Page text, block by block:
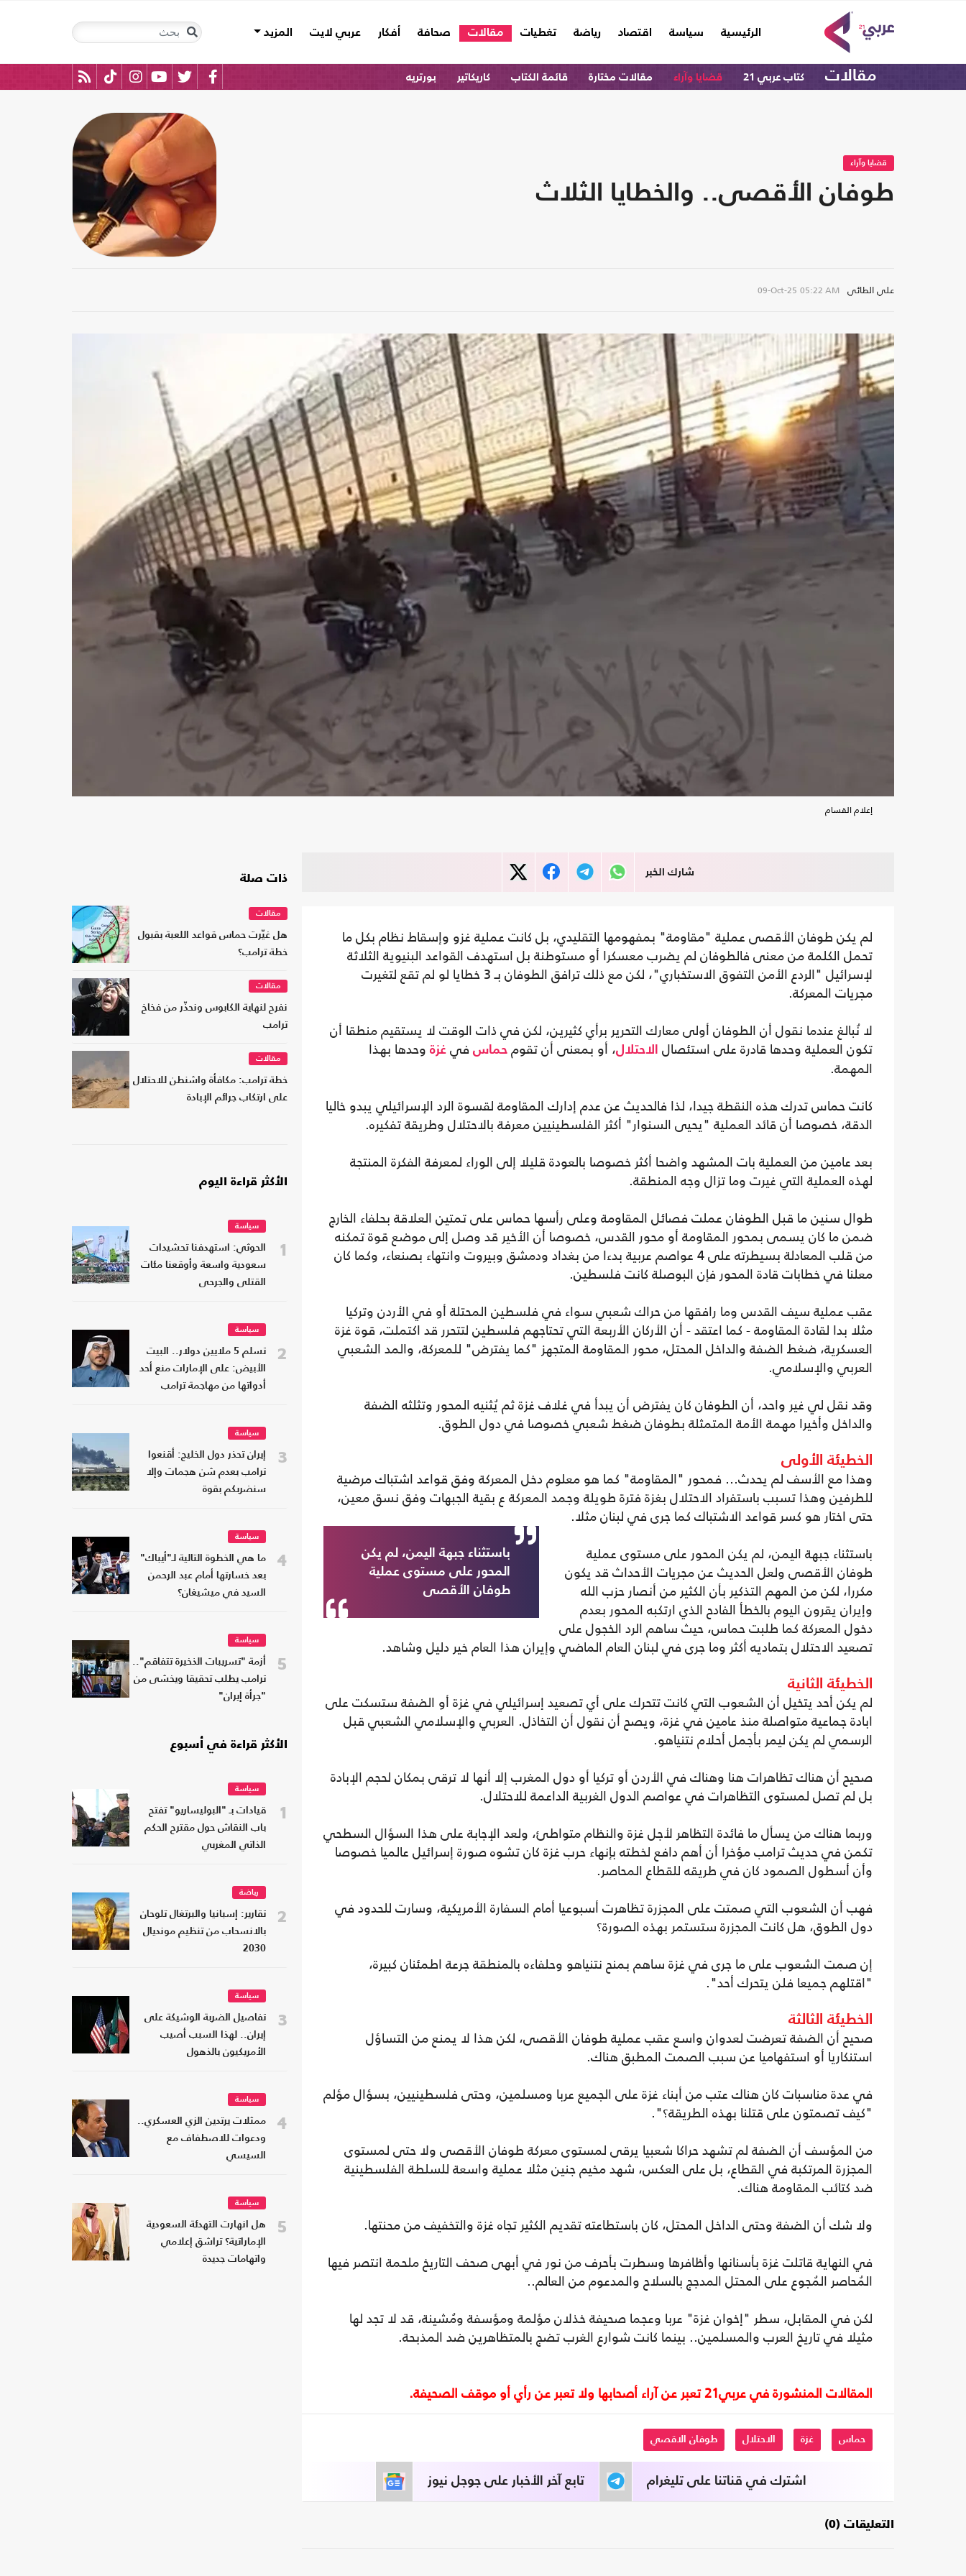
الرئيسية
(current) سياسة اقتصاد رياضة تغطيات مقالات صحافة أفكار عربي لايت المزيد
مقالات كتاب عربي 21 قضايا وآراء مقالات مختارة قائمة الكتاب كاريكاتير بورتريه
قضايا وآراء
طوفان الأقصى.. والخطايا الثلاث
علي الطائي 09-Oct-25 05:22 AM
إعلام القسام
شارك الخبر
لم يكن طوفان الأقصى عملية "مقاومة" بمفهومها التقليدي، بل كانت عملية غزو وإسقاط نظام بكل ما
تحمل الكلمة من معنى فالطوفان لم يضرب معسكرا أو مستوطنة بل استهدف القواعد البنيوية الثلاثة
لإسرائيل "الردع الأمن التفوق الاستخباري"، لكن مع ذلك ترافق الطوفان بـ 3 خطايا لو لم تقع لتغيرت
مجريات المعركة.
لا نُبالغ عندما نقول أن الطوفان أولى معارك التحرير برأي كثيرين، لكن في ذات الوقت لا يستقيم منطقا أن
تكون العملية وحدها قادرة على استئصال
الاحتلال، أو بمعنى أن تقوم حماس في غزة وحدها بهذا
المهمة.
كانت حماس تدرك هذه النقطة جيدا، لذا فالحديث عن عدم إدارك المقاومة لقسوة الرد الإسرائيلي يبدو خاليا
الدقة، خصوصا أن قائد العملية "يحيى السنوار" أكثر الفلسطينيين معرفة بالاحتلال وطريقة تفكيره.
بعد عامين من العملية بات المشهد واضحا أكثر خصوصا بالعودة قليلا إلى الوراء لمعرفة الفكرة المنتجة
لهذه العملية التي غيرت وما تزال وجه المنطقة.
طوال سنين ما قبل الطوفان عملت فصائل المقاومة وعلى رأسها حماس على تمتين العلاقة بحلفاء الخارج
ضمن ما كان يسمى بمحور المقاومة أو محور القدس، خصوصا أن الأخير قد وصل إلى موضع قوة تمكنه
من قلب المعادلة بسيطرته على 4 عواصم عربية بدءا من بغداد ودمشق وبيروت وانتهاء بصنعاء، وكما كان
معلنا في خطابات قادة المحور فإن البوصلة كانت فلسطين.
عقب عملية سيف القدس وما رافقها من حراك شعبي سواء في فلسطين المحتلة أو في الأردن وتركيا
مثلا بدا لقادة المقاومة - كما اعتقد - أن الأركان الأربعة التي تحتاجهم فلسطين لتتحرر قد اكتملت، قوة غزة
العسكرية، ضغط الضفة والداخل المحتل، محور المقاومة المتجهز "كما يفترض" للمعركة، والمد الشعبي
العربي والإسلامي.
وقد نقل لي غير واحد، أن الطوفان كان يفترض أن يبدأ في غلاف غزة ثم يُثنيه المحور وتثلثه الضفة
والداخل وأخيرا مهمة الأمة المتمثلة بطوفان ضغط شعبي خصوصا في دول الطوق.
الخطيئة الأولى
وهذا مع الأسف لم يحدث… فمحور "المقاومة" كما هو معلوم دخل المعركة وفق قواعد اشتباك مرضية
للطرفين وهذا تسبب باستفراد الاحتلال بغزة فترة طويلة وجمد المعركة ع بقية الجبهات وفق نسق معين،
حتى اختار هو كسر قواعد الاشتباك كما جرى في لبنان مثلا.
باستثناء جبهة اليمن، لم يكن
المحور على مستوى عملية
طوفان الأقصى
باستثناء جبهة اليمن، لم يكن المحور على مستوى عملية
طوفان الأقصى ولعل الحديث عن مجريات الأحداث قد يكون
مكررا، لكن من المهم التذكير بأن الكثير من أنصار حزب الله
وإيران يقرون اليوم بالخطأ الفادح الذي ارتكبه المحور بعدم
دخول المعركة كما طلبت حماس، حيث ساهم الرد الخجول على
تصعيد الاحتلال بتماديه أكثر وما جرى في لبنان العام الماضي وإيران هذا العام خير دليل وشاهد.
الخطيئة الثانية
لم يكن أحد يتخيل أن الشعوب التي كانت تتحرك على أي تصعيد إسرائيلي في غزة أو الضفة ستسكت على
ابادة جماعية متواصلة منذ عامين في غزة، ويصح أن نقول أن التخاذل. العربي والإسلامي الشعبي قبل
الرسمي لم يكن ليمر بأجمل أحلام نتنياهو.
صحيح أن هناك تظاهرات هنا وهناك في الأردن أو تركيا أو دول المغرب إلا أنها لا ترقى بمكان لحجم الإبادة
بل لم تصل لمستوى التظاهرات في عواصم الدول الغربية الداعمة للاحتلال.
وربما هناك من يسأل ما فائدة التظاهر لأجل غزة والنظام متواطئ، ولعد الإجابة على هذا السؤال السطحي
تكمن في حديث ترامب مؤخرا أن أهم دافع لخطته بإنهاء حرب غزة كان تشوه صورة إسرائيل عالميا خصوصا
وأن أسطول الصمود كان في طريقه للقطاع المحاصر.
فهب أن الشعوب التي صمتت على المجزرة تظاهرت أسبوعيا أمام السفارة الأمريكية، وسارت للحدود في
دول الطوق، هل كانت المجزرة ستستمر بهذه الصورة؟
إن صمت الشعوب على ما جرى في غزة ساهم بمنح نتنياهو وحلفاءه بالمنطقة جرعة اطمئنان كبيرة،
"اقتلهم جميعا فلن يتحرك أحد".
الخطيئة الثالثة
صحيح أن الضفة تعرضت لعدوان واسع عقب عملية طوفان الأقصى، لكن هذا لا يمنع من التساؤل
استنكاريا أو استفهاميا عن سبب الصمت المطبق هناك.
في عدة مناسبات كان هناك عتب من أبناء غزة على الجميع عربا ومسلمين، وحتى فلسطينيين، بسؤال مؤلم
"كيف تصمتون على قتلنا بهذه الطريقة؟".
من المؤسف أن الضفة لم تشهد حراكا شعبيا يرقى لمستوى معركة طوفان الأقصى ولا حتى لمستوى
المجزرة المرتكبة في القطاع، بل على العكس، شهد مخيم جنين مثلا عملية واسعة للسلطة الفلسطينية
ضد كتائب المقاومة هناك.
ولا شك أن الضفة وحتى الداخل المحتل، كان باستطاعته تقديم الكثير تجاه غزة والتخفيف من محنتها.
في النهاية قاتلت غزة بأسنانها وأظافرها وسطرت بأحرف من نور في أبهى صحف التاريخ ملحمة انتصر فيها
المُحاصر المُجوع على المحتل المدجج بالسلاح والمدعوم من العالم..
لكن في المقابل، سطر "إخوان غزة" عربا وعجما صحيفة خذلان مؤلمة ومؤسفة ومُشينة، قد لا تجد لها
مثيلا في تاريخ العرب والمسلمين.. بينما كانت شوارع الغرب تضج بالمتظاهرين ضد المذبحة.
المقالات المنشورة في عربي21 تعبر عن آراء أصحابها ولا تعبر عن رأي أو موقف الصحيفة.
حماس غزة الاحتلال طوفان الاقصي
تابع آخر الأخبار على جوجل نيوز اشترك في قناتنا على تليغرام
التعليقات (0)
ذات صلة
مقالات
هل غيّرت حماس قواعد اللعبة بقبول
خطة ترامب؟
مقالات
نفرح لنهاية الكابوس ونحذّر من فخاخ
ترامب
مقالات
خطة ترامب: مكافأة واشنطن للاحتلال
على ارتكاب جرائم الإبادة
الأكثر قراءة اليوم
1
سياسة
الحوثي: استهدفنا تحشيدات
سعودية واسعة وأوقعنا مئات
القتلى والجرحى
2
سياسة
تسلم 5 ملايين دولار.. البيت
الأبيض: على الإمارات منع أحد
أدواتها من مهاجمة ترامب
3
سياسة
إيران تحذر دول الخليج: أقنعوا
ترامب بعدم شن هجمات وإلا
سنضربكم بقوة
4
سياسة
ما هي الخطوة التالية لـ"أيباك"
بعد خسارتها أمام عبد الرحمن
السيد في ميشيغان؟
5
سياسة
أزمة "تسريبات الذخيرة تتفاقم"..
ترامب يطلب تحقيقا ويخشى من
"جرأة إيران"
الأكثر قراءة في أسبوع
1
سياسة
قيادات بـ "البوليساريو" تفتح
باب النقاش حول مقترح الحكم
الذاتي المغربي
2
رياضة
تقارير: إسبانيا والبرتغال تلوحان
بالانسحاب من تنظيم مونديال
2030
3
سياسة
تفاصيل الضربة الوشيكة على
إيران.. لهذا السبب أصيب
الأمريكيون بالذهول
4
سياسة
ممثلات يرتدين الزي العسكري..
ودعوات للاصطفاف مع
السيسي
5
سياسة
هل انهارت التهدئة السعودية
الإماراتية؟ تراشق إعلامي
واتهامات جديدة